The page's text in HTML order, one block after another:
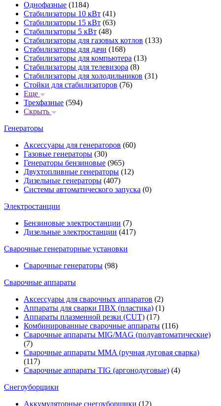
Однофазные (1184)
Стабилизаторы 10 кВт (41)
Стабилизаторы 15 кВт (63)
Стабилизаторы 5 кВт (48)
Стабилизаторы для газовых котлов (133)
Стабилизаторы для дачи (168)
Стабилизаторы для компьютера (13)
Стабилизаторы для телевизора (8)
Стабилизаторы для холодильников (31)
Стойки для стабилизаторов (76)
Еще
Трехфазные (594)
Скрыть
Генераторы
Аксессуары для генераторов (60)
Газовые генераторы (30)
Генераторы бензиновые (965)
Двухтопливные генераторы (12)
Дизельные генераторы (407)
Системы автоматического запуска (0)
Электростанции
Бензиновые электростанции (7)
Дизельные электростанции (417)
Сварочные генераторные установки
Сварочные генераторы (98)
Сварочные аппараты
Аксессуары для сварочных аппаратов (2)
Аппараты для сварки ПВХ (пластика) (1)
Аппараты плазменной резки (CUT) (17)
Комбинированные сварочные аппараты (116)
Сварочные аппараты MIG/MAG (полуавтоматические)
(7)
Сварочные аппараты MMA (ручная дуговая сварка)
(117)
Сварочные аппараты TIG (аргонодуговые) (4)
Снегоуборщики
Аккумуляторные снегоуборщики (12)